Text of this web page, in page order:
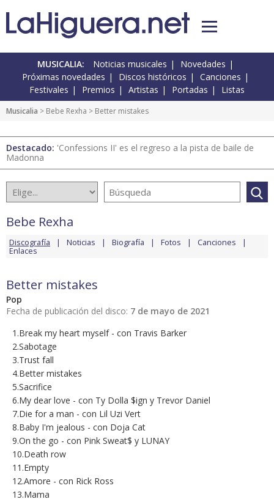
MUSICALIA: Noticias musicales
Novedades
Próximas novedades
Discos históricos
Canciones
Festivales
Premios Artistas Portadas Listas
Musicalia > Bebe Rexha > Better mistakes
Destacado: 'Confessions II' es el regreso a la pista de baile de
Madonna
Bebe Rexha
Discografía Noticias Biografía Fotos Canciones
Enlaces
Better mistakes
Pop
Fecha de publicación del disco: 7 de mayo de 2021
1.Break my heart myself - con Travis Barker
2.Sabotage
3.Trust fall
4.Better mistakes
5.Sacrifice
6.My dear love - con Ty Dolla $ign y Trevor Daniel
7.Die for a man - con Lil Uzi Vert
8.Baby I'm jealous - con Doja Cat
9.On the go - con Pink Sweat$ y LUNAY
10.Death row
11.Empty
12.Amore - con Rick Ross
13.Mama